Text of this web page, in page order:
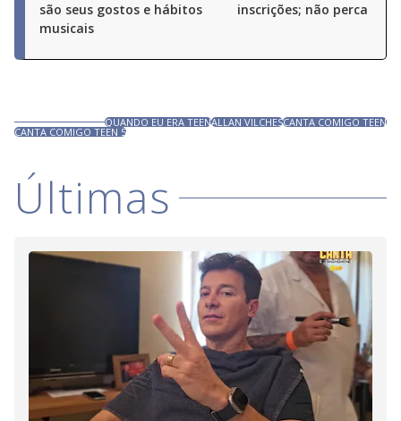
são seus gostos e hábitos
musicais
inscrições; não perca
QUANDO EU ERA TEENALLAN VILCHESCANTA COMIGO TEEN
CANTA COMIGO TEEN 5
Últimas